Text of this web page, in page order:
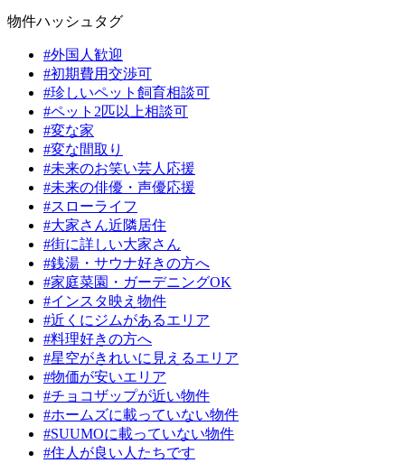
物件ハッシュタグ
#外国人歓迎
#初期費用交渉可
#珍しいペット飼育相談可
#ペット2匹以上相談可
#変な家
#変な間取り
#未来のお笑い芸人応援
#未来の俳優・声優応援
#スローライフ
#大家さん近隣居住
#街に詳しい大家さん
#銭湯・サウナ好きの方へ
#家庭菜園・ガーデニングOK
#インスタ映え物件
#近くにジムがあるエリア
#料理好きの方へ
#星空がきれいに見えるエリア
#物価が安いエリア
#チョコザップが近い物件
#ホームズに載っていない物件
#SUUMOに載っていない物件
#住人が良い人たちです